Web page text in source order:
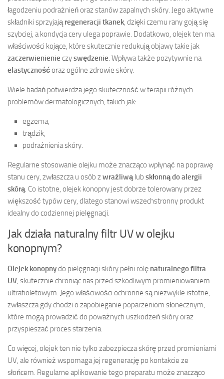
łagodzeniu podrażnień oraz stanów zapalnych skóry. Jego aktywne
składniki sprzyjająregeneracji tkanek, dzięki czemu rany goją się
szybciej, a kondycja cery ulega poprawie. Dodatkowo, olejek ten ma
właściwości kojące, które skutecznie redukują objawy takie jak
zaczerwienienie czyswędzenie. Wpływa także pozytywnie na
elastycznośćoraz ogólne zdrowie skóry.
Wiele badań potwierdza jego skuteczność w terapii różnych
problemów dermatologicznych, takich jak:
egzema,
trądzik,
podrażnienia skóry.
Regularne stosowanie olejku może znacząco wpłynąć na poprawę
stanu cery, zwłaszcza u osób zwrażliwąlub skłonną do alergii
skórą. Co istotne, olejek konopny jest dobrze tolerowany przez
większość typów cery, dlatego stanowi wszechstronny produkt
idealny do codziennej pielęgnacji.
Jak działa naturalny filtr UV w olejku
konopnym?
Olejek konopnydo pielęgnacji skóry pełni rolę naturalnego filtra
UV, skutecznie chroniąc nas przed szkodliwym promieniowaniem
ultrafioletowym. Jego właściwości ochronne są niezwykle istotne,
zwłaszcza gdy chodzi o zapobieganie poparzeniom słonecznym,
które mogą prowadzić do poważnych uszkodzeń skóry oraz
przyspieszać proces starzenia.
Co więcej, olejek ten nie tylko zabezpiecza skórę przed promieniami
UV, ale również wspomaga jej regenerację po kontakcie ze
słońcem. Regularne aplikowanie tego preparatu może znacząco